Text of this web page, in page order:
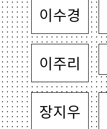
이수경
이주리
장지우